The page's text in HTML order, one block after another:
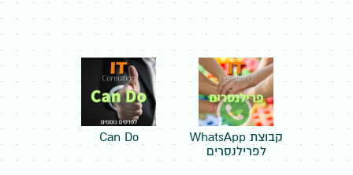
קבוצת WhatsApp
לפרילנסרים
Can Do